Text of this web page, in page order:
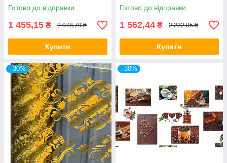
Готово до відправки
1 455,15 ₴ 2 078,79 ₴
Купити
Готово до відправки
1 562,44 ₴ 2 232,05 ₴
Купити
–30% –30%